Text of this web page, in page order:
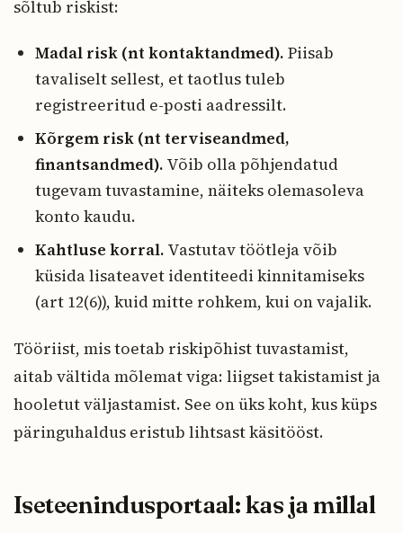
sõltub riskist:
Madal risk (nt kontaktandmed). Piisab
tavaliselt sellest, et taotlus tuleb
registreeritud e-posti aadressilt.
Kõrgem risk (nt terviseandmed,
finantsandmed). Võib olla põhjendatud
tugevam tuvastamine, näiteks olemasoleva
konto kaudu.
Kahtluse korral. Vastutav töötleja võib
küsida lisateavet identiteedi kinnitamiseks
(art 12(6)), kuid mitte rohkem, kui on vajalik.
Tööriist, mis toetab riskipõhist tuvastamist,
aitab vältida mõlemat viga: liigset takistamist ja
hooletut väljastamist. See on üks koht, kus küps
päringuhaldus eristub lihtsast käsitööst.
Iseteenindusportaal: kas ja millal